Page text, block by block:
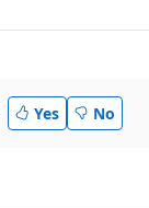
Yes No